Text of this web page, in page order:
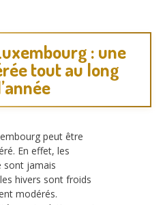
: une
tout au long
peut être
En effet, les
sont jamais
hivers sont froids
modérés.